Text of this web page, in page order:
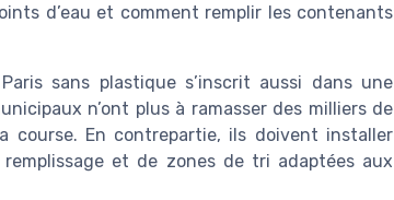
d’eau et comment remplir les contenants
sans plastique s’inscrit aussi dans une
n’ont plus à ramasser des milliers de
course. En contrepartie, ils doivent installer
et de zones de tri adaptées aux